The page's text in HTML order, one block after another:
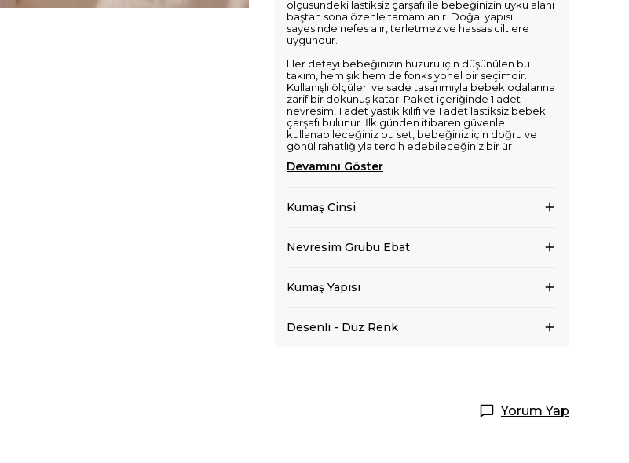
ölçüsündeki lastiksiz çarşafı ile bebeğinizin uyku alanı
baştan sona özenle tamamlanır. Doğal yapısı
sayesinde nefes alır, terletmez ve hassas ciltlere
uygundur.
Her detayı bebeğinizin huzuru için düşünülen bu
takım, hem şık hem de fonksiyonel bir seçimdir.
Kullanışlı ölçüleri ve sade tasarımıyla bebek odalarına
zarif bir dokunuş katar. Paket içeriğinde 1 adet
nevresim, 1 adet yastık kılıfı ve 1 adet lastiksiz bebek
çarşafı bulunur. İlk günden itibaren güvenle
kullanabileceğiniz bu set, bebeğiniz için doğru ve
gönül rahatlığıyla tercih edebileceğiniz bir ür
Devamını Göster
Kumaş Cinsi
Nevresim Grubu Ebat
Kumaş Yapısı
Desenli - Düz Renk
Yorum Yap